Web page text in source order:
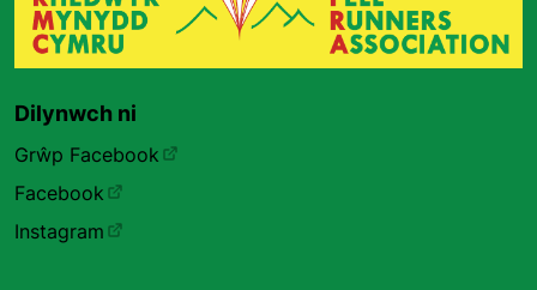
Dilynwch ni
Grŵp Facebook
Facebook
Instagram